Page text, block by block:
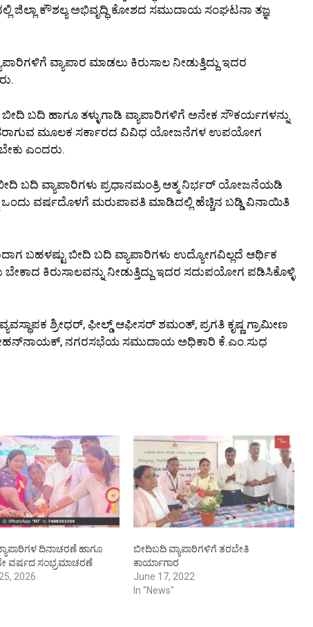
ಜಿಲ್ಲಾ ಕೌಶಲ್ಯ ಅಭಿವೃದ್ಧಿ ಕೋಶದ ಸಮುದಾಯ ಸಂಘಟನಾ ತಜ್ಞ
ವ್ಯಾಪಾರ ಮಾಡಲು ಕಿರುಸಾಲ ನೀಡುತ್ತಿದ್ದು ಇದರ
ಬದಿ ಹಾಗೂ ತಳ್ಳುಗಾಡಿ ವ್ಯಾಪಾರಿಗಳಿಗೆ ಅನೇಕ ಸೌಕರ್ಯಗಳನ್ನು
ಮೂಲಕ ಸರ್ಕಾರದ ವಿವಿಧ ಯೋಜನೆಗಳ ಉಪಯೋಗ
ಎಂದರು.
ಬದಿ ವ್ಯಾಪಾರಿಗಳು ಪ್ರಧಾನಮಂತ್ರಿ ಆತ್ಮ ನಿರ್ಭರ್ ಯೋಜನೆಯಡಿ
ಒಂದು ವರ್ಷದೊಳಗೆ ಮರುಪಾವತಿ ಮಾಡಿದಲ್ಲಿ ಹೆಚ್ಚಿನ ಬಡ್ಡಿ ವಿನಾಯಿತಿ
ಬಹಳಷ್ಟು ಬೀದಿ ಬದಿ ವ್ಯಾಪಾರಿಗಳು ಉದ್ಯೋಗವಿಲ್ಲದೆ ಆರ್ಥಿಕ
ಬೇಕಾದ ಕಿರುಸಾಲವನ್ನು ನೀಡುತ್ತಿದ್ದು ಇದರ ಸದುಪಯೋಗ ಪಡಿಸಿಕೊಳ್ಳಿ
ಶ್ರೀಧರ್, ಫೀಲ್ಡ್ ಆಫೀಸರ್ ಶಮಂತ್, ಪ್ರಗತಿ ಕೃಷ್ಣ ಗ್ರಾಮೀಣ
ಮೋಹನ್‌ನಾಯಕ್, ನಗರಸಭೆಯ ಸಮುದಾಯ ಅಧಿಕಾರಿ ಕೆ.ಎಂ.ಸುಧ
ದಿನಾಚರಣೆ ಹಾಗೂ
ವರ್ಷದ ಸಂಭ್ರಮಾಚರಣೆ
2026
ಬೀದಿಬದಿ ವ್ಯಾಪಾರಿಗಳಿಗೆ ತರಬೇತಿ
ಕಾರ್ಯಾಗಾರ
June 17, 2022
In "News"